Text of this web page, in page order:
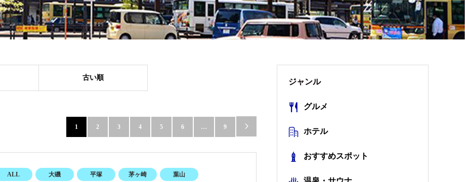
古い順
1 2 3 4 5 6 … 9 
ALL 大磯 平塚 茅ヶ崎 葉山
ジャンル
グルメ
ホテル
おすすめスポット